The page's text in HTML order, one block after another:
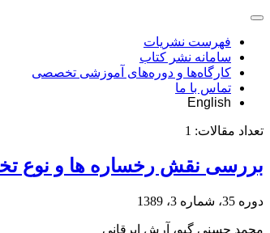
فهرست نشریات
سامانه نشر کتاب
کارگاه‌ها و دوره‌های آموزشی تخصصی
تماس با ما
English
تعداد مقالات: 1
بررسی نقش رخساره ها و نوع
دوره 35، شماره 3، 1389
محمد حسنی گیو، آرش ابرقانی